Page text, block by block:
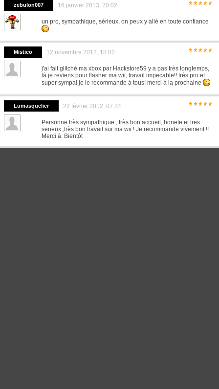
zebulon007 16 janvier 2013, 20:02 *****
un pro, sympathique, sérieux, on peux y allé en toute confiance
Mistico 12 novembre 2012, 18:02 *****
j'ai fait glitché ma xbox par Hackstore59 y a pas très longtemps,
là je reviens pour flasher ma wii, travail impecable!! très pro et
super sympa! je le recommande à tous! merci à la prochaine
Lumasquelier 22 février 2012, 07:24 *****
Personne très sympathique , très bon accueil, honete et tres
serieux ,très bon travail sur ma wii ! Je recommande vivement !!
Merci à. Bientôt